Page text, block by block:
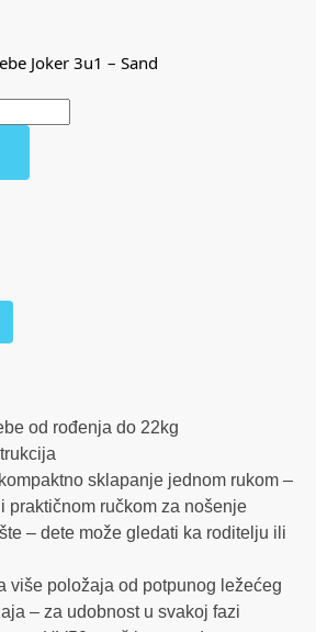
Joker 3u1 – Sand
od rođenja do 22kg
sklapanje jednom rukom –
praktičnom ručkom za nošenje
– dete može gledati ka roditelju ili
više položaja od potpunog ležećeg
– za udobnost u svakoj fazi